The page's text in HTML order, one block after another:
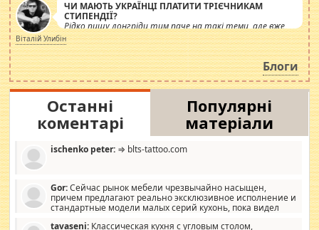
ЧИ МАЮТЬ УКРАЇНЦІ ПЛАТИТИ ТРІЄЧНИКАМ
СТИПЕНДІЇ?
Рідко пишу лонгріди тим паче на такі теми, але вже
просто дістало! Обурюють сьогоднішні інсенуації
навколо стипендіального питання. Штучно
роздувається ще одна соціальна катастрофа.
Віталій Улибін
Блоги
Останні
коментарі
Популярні
матеріали
ischenko peter: ⇒ blts-tattoo.com
Gor:Сейчас рынок мебели чрезвычайно насыщен,
причем предлагают реально эксклюзивное исполнение и
стандартные модели малых серий кухонь, пока видел
стандартные формы, в MebelOk, креативненько и что главное -
tavaseni: Классическая кухня с угловым столом,